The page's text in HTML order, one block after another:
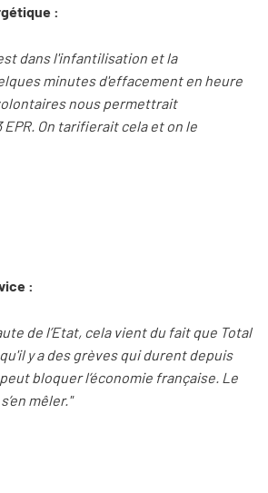
:
dans l'infantilisation et la
minutes d'effacement en heure
nous permettrait
EPR. On tarifierait cela et on le
:
de l’Etat, cela vient du fait que Total
y a des grèves qui durent depuis
bloquer l’économie française. Le
mêler."